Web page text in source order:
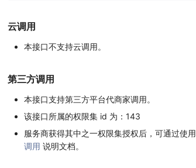
云调用
本接口不支持云调用。
第三方调用
本接口支持第三方平台代商家调用。
该接口所属的权限集 id 为：143
服务商获得其中之一权限集授权后，可通过使用
调用 说明文档。